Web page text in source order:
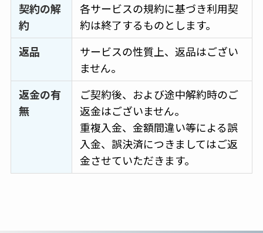
契約の解
約
各サービスの規約に基づき利用契
約は終了するものとします。
返品
サービスの性質上、返品はござい
ません。
返金の有
無
ご契約後、および途中解約時のご
返金はございません。
重複入金、金額間違い等による誤
入金、誤決済につきましてはご返
金させていただきます。